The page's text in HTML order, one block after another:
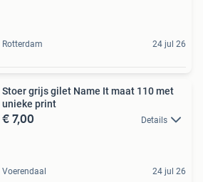
Rotterdam 24 jul 26
Stoer grijs gilet Name It maat 110 met
unieke print
€ 7,00 Details
Voerendaal 24 jul 26